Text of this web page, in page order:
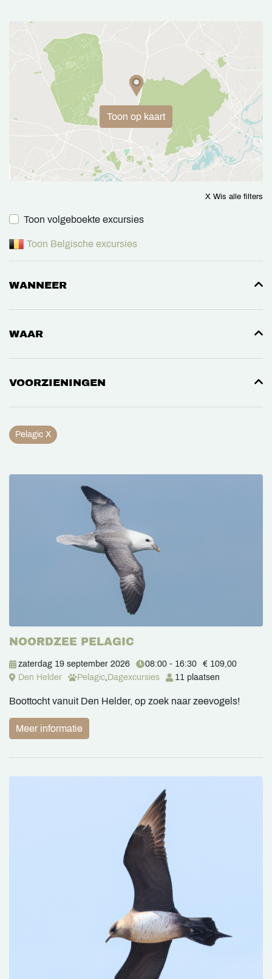
Toon op kaart
X Wis alle filters
Toon volgeboekte excursies
Toon Belgische excursies
WANNEER
WAAR
VOORZIENINGEN
Pelagic X
NOORDZEE PELAGIC
zaterdag 19 september 2026 08:00 - 16:30
€ 109,00
Den Helder
Pelagic Dagexcursies 11 plaatsen
Boottocht vanuit Den Helder, op zoek naar zeevogels!
Meer informatie